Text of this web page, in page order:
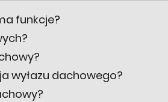
funkcje?
wyłazu dachowego?